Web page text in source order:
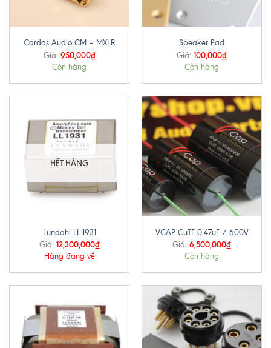
Cardas Audio CM – MXLR
Giá: 950,000₫
Còn hàng
Speaker Pad
Giá: 100,000₫
Còn hàng
HẾT HÀNG
Lundahl LL-1931
Giá: 12,300,000₫
Hàng đang về
VCAP CuTF 0.47uF / 600V
Giá: 6,500,000₫
Còn hàng